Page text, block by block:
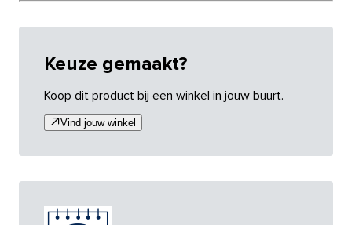
Keuze gemaakt?
Koop dit product bij een winkel in jouw buurt.
Vind jouw winkel